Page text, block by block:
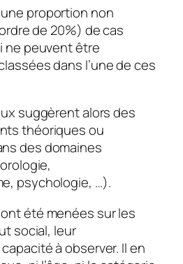
proportion non
de 20%) de cas
ne peuvent être
dans l’une de ces
suggèrent alors des
théoriques ou
des domaines
psychologie, …).
été menées sur les
social, leur
à observer. Il en